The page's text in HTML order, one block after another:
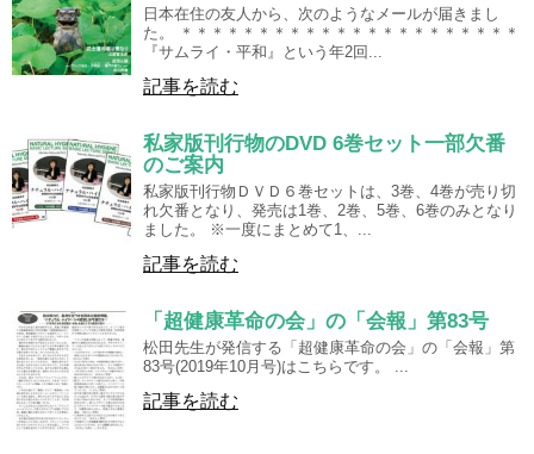
日本在住の友人から、次のようなメールが届きまし
た。 ＊＊＊＊＊＊＊＊＊＊＊＊＊＊＊＊＊＊＊＊＊＊
『サムライ・平和』という年2回...
記事を読む
私家版刊行物のDVD 6巻セット一部欠番
のご案内
私家版刊行物ＤＶＤ６巻セットは、3巻、4巻が売り切
れ欠番となり、発売は1巻、2巻、5巻、6巻のみとなり
ました。 ※一度にまとめて1、...
記事を読む
「超健康革命の会」の「会報」第83号
松田先生が発信する「超健康革命の会」の「会報」第
83号(2019年10月号)はこちらです。 ...
記事を読む